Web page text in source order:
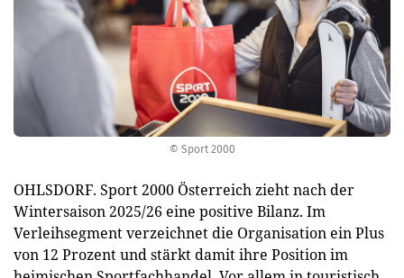
© Sport 2000
OHLSDORF. Sport 2000 Österreich zieht nach der
Wintersaison 2025/26 eine positive Bilanz. Im
Verleihsegment verzeichnet die Organisation ein Plus
von 12 Prozent und stärkt damit ihre Position im